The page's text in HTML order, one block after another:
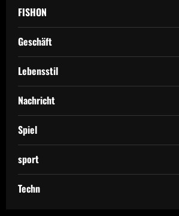
FISHON
Geschäft
Lebensstil
Nachricht
Spiel
sport
Techn